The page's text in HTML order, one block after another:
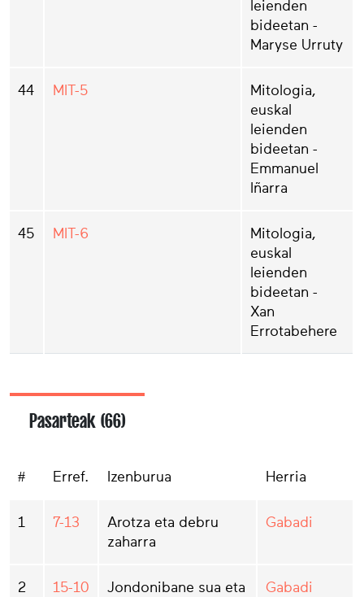
leienden
bideetan -
Maryse Urruty
44 MIT-5
Mitologia,
euskal
leienden
bideetan -
Emmanuel
Iñarra
45 MIT-6
Mitologia,
euskal
leienden
bideetan -
Xan
Errotabehere
Pasarteak (66)
# Erref. Izenburua Herria
1 7-13
Arotza eta debru
zaharra
Gabadi
2 15-10
Jondonibane sua eta
Gabadi